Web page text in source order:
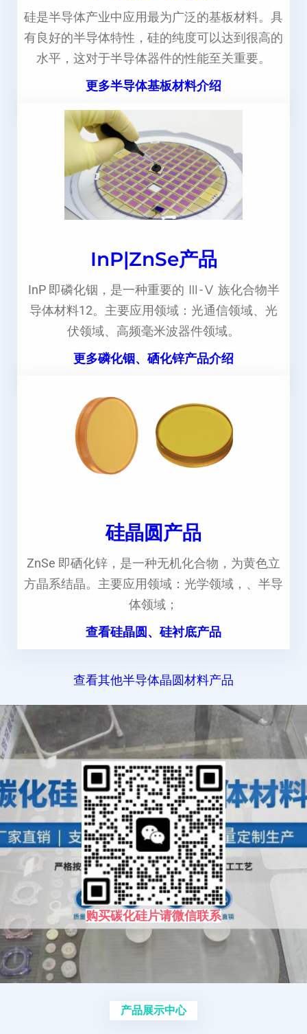
硅是半导体产业中应用最为广泛的基板材料。具
有良好的半导体特性，硅的纯度可以达到很高的
水平，这对于半导体器件的性能至关重要。
更多半导体基板材料介绍
InP|ZnSe产品
InP 即磷化铟，是一种重要的 Ⅲ-Ⅴ 族化合物半
导体材料12。主要应用领域：光通信领域、光
伏领域、高频毫米波器件领域。
更多磷化铟、硒化锌产品介绍
硅晶圆产品
ZnSe 即硒化锌，是一种无机化合物，为黄色立
方晶系结晶。主要应用领域：光学领域，、半导
体领域；
查看硅晶圆、硅衬底产品
查看其他半导体晶圆材料产品
购买碳化硅片请微信联系
产品展示中心